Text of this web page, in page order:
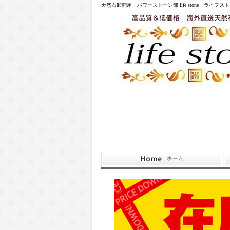
天然石卸問屋・パワーストーン卸 life stone ライフス